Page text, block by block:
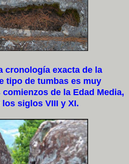
exacta de la
tipo de tumbas es muy
de la Edad Media,
siglos VIII y XI.